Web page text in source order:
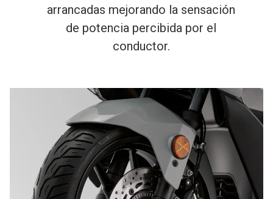
arrancadas mejorando la sensación
de potencia percibida por el
conductor.